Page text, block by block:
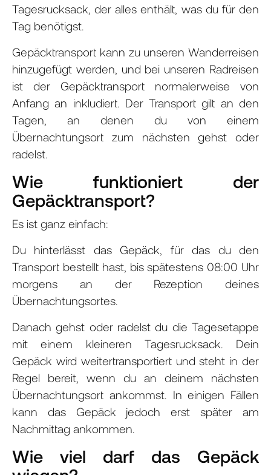
Tagesrucksack, der alles enthält, was du für den
Tag benötigst.
Gepäcktransport kann zu unseren Wanderreisen
hinzugefügt werden, und bei unseren Radreisen
ist der Gepäcktransport normalerweise von
Anfang an inkludiert. Der Transport gilt an den
Tagen, an denen du von einem
Übernachtungsort zum nächsten gehst oder
radelst.
Wie funktioniert der
Gepäcktransport?
Es ist ganz einfach:
Du hinterlässt das Gepäck, für das du den
Transport bestellt hast, bis spätestens 08:00 Uhr
morgens an der Rezeption deines
Übernachtungsortes.
Danach gehst oder radelst du die Tagesetappe
mit einem kleineren Tagesrucksack. Dein
Gepäck wird weitertransportiert und steht in der
Regel bereit, wenn du an deinem nächsten
Übernachtungsort ankommst. In einigen Fällen
kann das Gepäck jedoch erst später am
Nachmittag ankommen.
Wie viel darf das Gepäck